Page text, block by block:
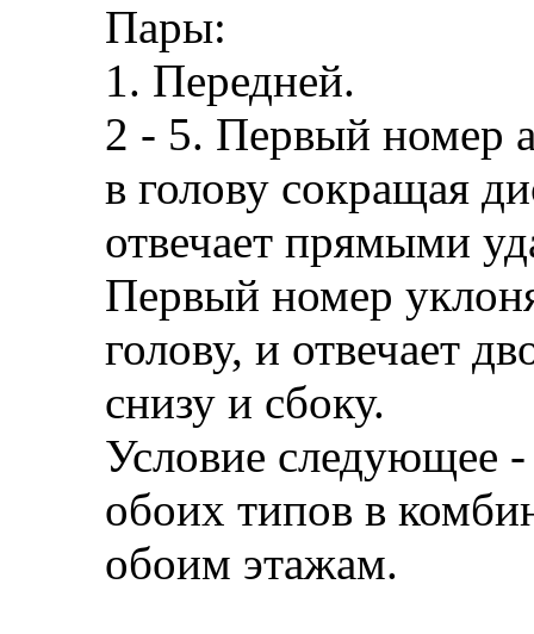
Пары:
1. Передней.
2 - 5. Первый номер
в голову сокращая
отвечает прямыми
Первый номер
голову, и отвечает
снизу и сбоку.
Условие следующее
обоих типов в
обоим этажам.